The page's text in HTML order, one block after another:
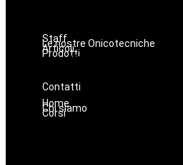
Staff
Le nostre Onicotecniche
Articoli
ProdottiOniconails
Prodotti per
Contatti
Home
Chi siamo
Corsi